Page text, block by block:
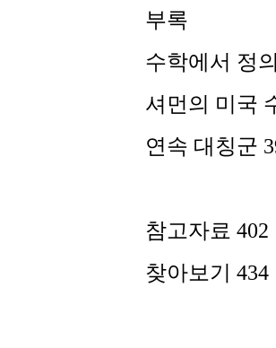
부록
수학에서 정
셔먼의 미국
연속 대칭군
참고자료 402
찾아보기 434